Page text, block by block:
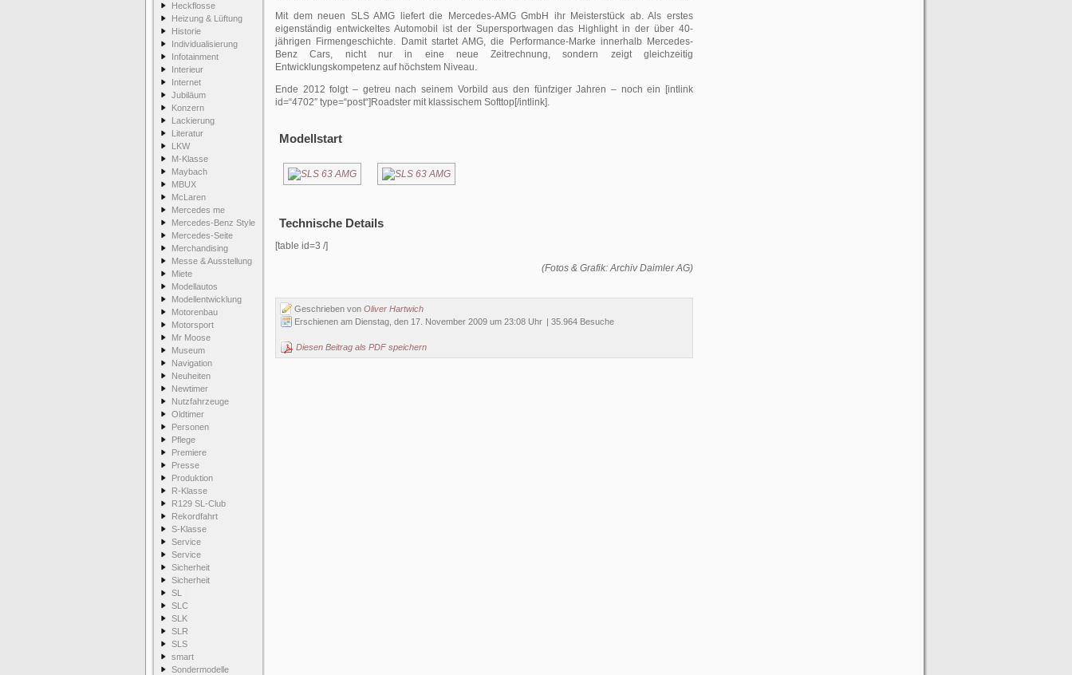
Heckflosse
Heizung & Lüftung
Historie
Individualisierung
Infotainment
Interieur
Internet
Jubiläum
Konzern
Lackierung
Literatur
LKW
M-Klasse
Maybach
MBUX
McLaren
Mercedes me
Mercedes-Benz Style
Mercedes-Seite
Merchandising
Messe & Ausstellung
Miete
Modellautos
Modellentwicklung
Motorenbau
Motorsport
Mr Moose
Museum
Navigation
Neuheiten
Newtimer
Nutzfahrzeuge
Oldtimer
Personen
Pflege
Premiere
Presse
Produktion
R-Klasse
R129 SL-Club
Rekordfahrt
S-Klasse
Service
Service
Sicherheit
Sicherheit
SL
SLC
SLK
SLR
SLS
smart
Sondermodelle
Mit dem neuen SLS AMG liefert die Mercedes-AMG GmbH ihr Meisterstück ab. Als erstes
eigenständig entwickeltes Automobil ist der Supersportwagen das Highlight in der über 40-
jährigen Firmengeschichte. Damit startet AMG, die Performance-Marke innerhalb Mercedes-
Benz Cars, nicht nur in eine neue Zeitrechnung, sondern zeigt gleichzeitig
Entwicklungskompetenz auf höchstem Niveau.
Ende 2012 folgt – getreu nach seinem Vorbild aus den fünfziger Jahren – noch ein [intlink
id=“4702″ type=“post“]Roadster mit klassischem Softtop[/intlink].
Modellstart
Technische Details
[table id=3 /]
(Fotos & Grafik: Archiv Daimler AG)
Geschrieben von Oliver Hartwich
Erschienen am Dienstag, den 17. November 2009 um 23:08 Uhr | 35.964 Besuche
Diesen Beitrag als PDF speichern